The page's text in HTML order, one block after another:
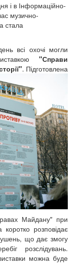
і в Інформаційно-
музично-
стала
всі охочі могли
"Справи
. Підготовлена
Майдану" при
розповідає
що дає змогу
розслідувань.
можна буде